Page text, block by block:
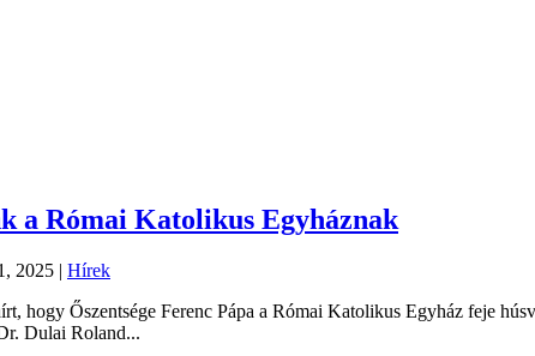
a Római Katolikus Egyháznak
2025 | Hírek
hogy Őszentsége Ferenc Pápa a Római Katolikus Egyház feje
Dulai Roland...